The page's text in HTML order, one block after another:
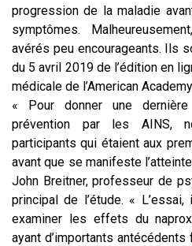
progression de la maladie
symptômes.
avérés peu encourageants. Ils
du 5 avril 2019 de l’édition en
médicale de l’American
« Pour donner une
prévention par les AINS,
participants qui étaient aux
avant que se manifeste
John Breitner, professeur de
principal de l’étude. «
examiner les effets du
ayant d’importants